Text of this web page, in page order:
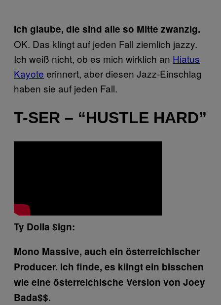
Ich glaube, die sind alle so Mitte zwanzig.
OK. Das klingt auf jeden Fall ziemlich jazzy.
Ich weiß nicht, ob es mich wirklich an Hiatus
Kayote erinnert, aber diesen Jazz-Einschlag
haben sie auf jeden Fall.
T-SER – “HUSTLE HARD”
Ty Dolla $ign:
Mono Massive, auch ein österreichischer
Producer. Ich finde, es klingt ein bisschen
wie eine österreichische Version von Joey
Bada$$.